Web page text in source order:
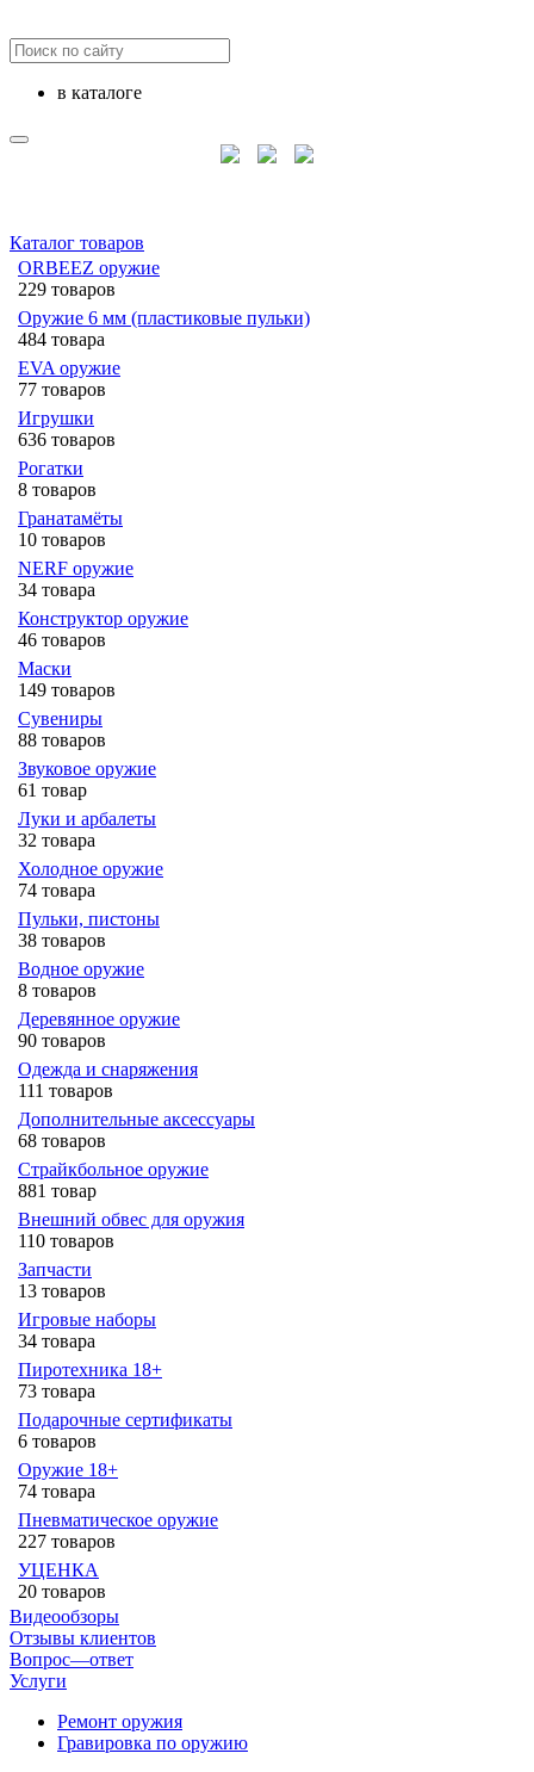
в каталоге
Каталог товаров
ORBEEZ оружие
229 товаров
Оружие 6 мм (пластиковые пульки)
484 товара
EVA оружие
77 товаров
Игрушки
636 товаров
Рогатки
8 товаров
Гранатамёты
10 товаров
NERF оружие
34 товара
Конструктор оружие
46 товаров
Маски
149 товаров
Сувениры
88 товаров
Звуковое оружие
61 товар
Луки и арбалеты
32 товара
Холодное оружие
74 товара
Пульки, пистоны
38 товаров
Водное оружие
8 товаров
Деревянное оружие
90 товаров
Одежда и снаряжения
111 товаров
Дополнительные аксессуары
68 товаров
Страйкбольное оружие
881 товар
Внешний обвес для оружия
110 товаров
Запчасти
13 товаров
Игровые наборы
34 товара
Пиротехника 18+
73 товара
Подарочные сертификаты
6 товаров
Оружие 18+
74 товара
Пневматическое оружие
227 товаров
УЦЕНКА
20 товаров
Видеообзоры
Отзывы клиентов
Вопрос—ответ
Услуги
Ремонт оружия
Гравировка по оружию